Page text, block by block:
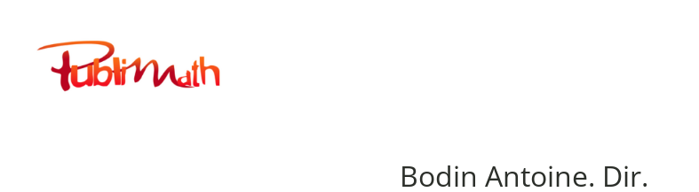
contenuPublimath
Bodin Antoine. Dir.